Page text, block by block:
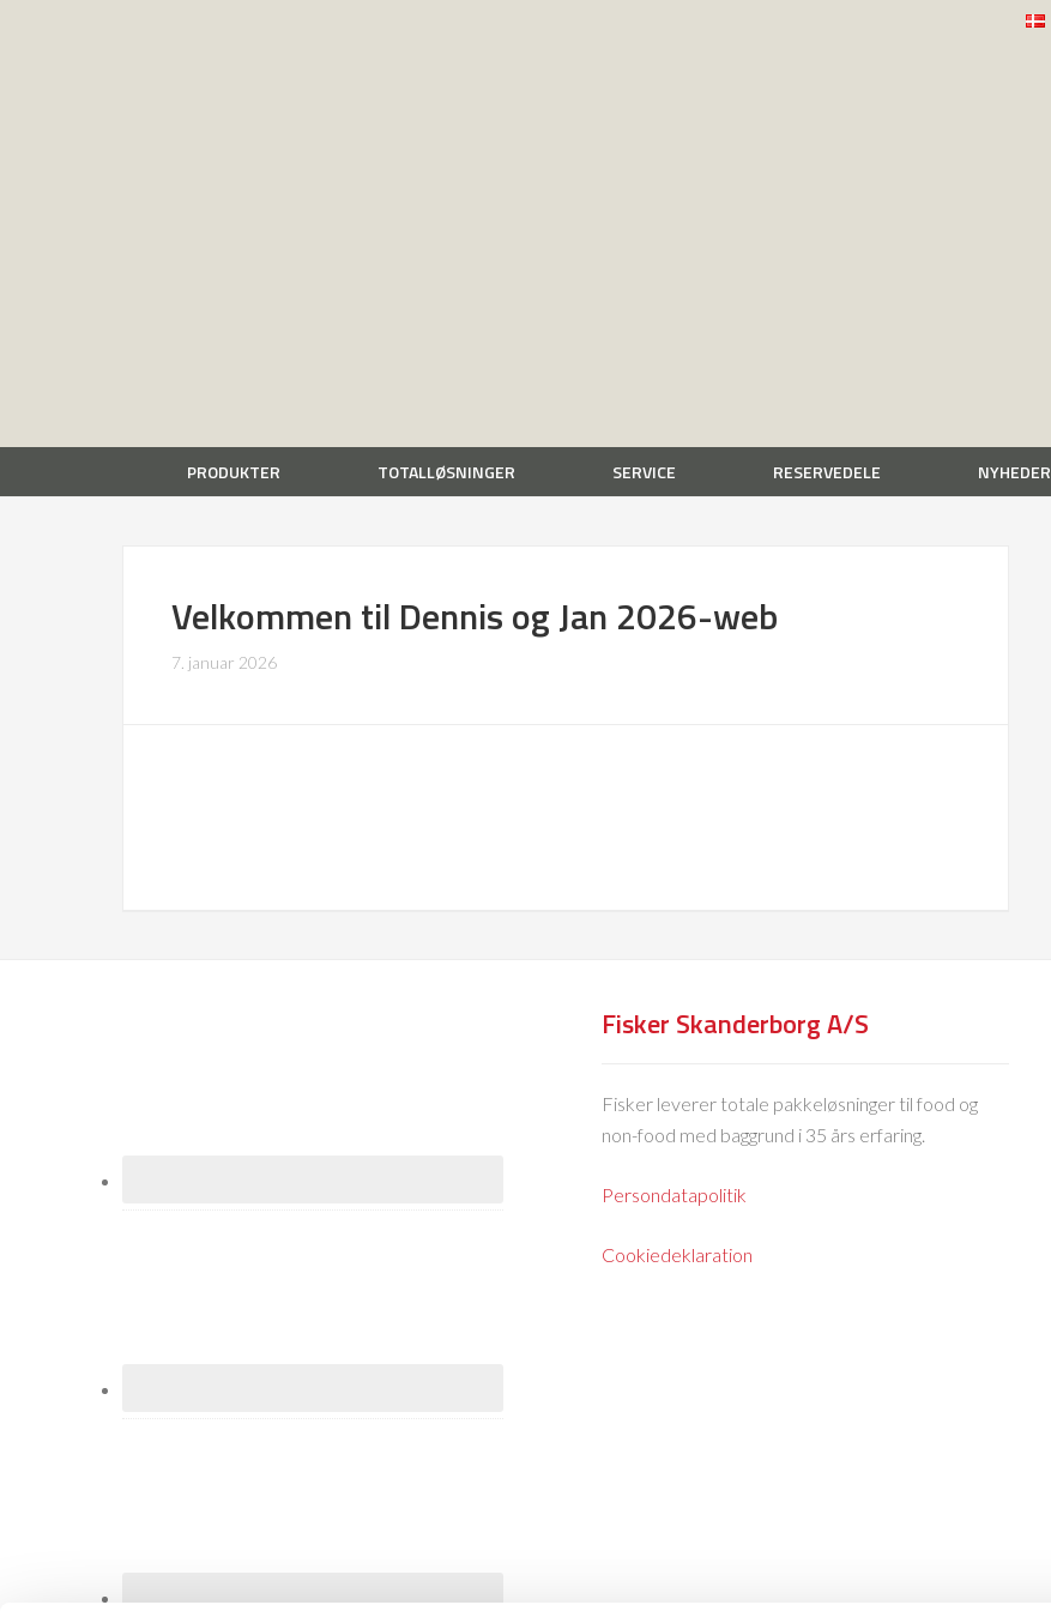
PRODUKTER TOTALLØSNINGER SERVICE RESERVEDELE NYHEDER
Velkommen til Dennis og Jan 2026-web
7. januar 2026
Fisker Skanderborg A/S
Fisker leverer totale pakkeløsninger til food og
non-food med baggrund i 35 års erfaring.
Persondatapolitik
Cookiedeklaration